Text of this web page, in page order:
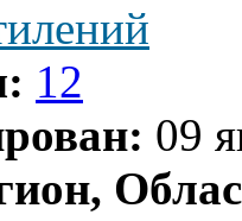
12
09